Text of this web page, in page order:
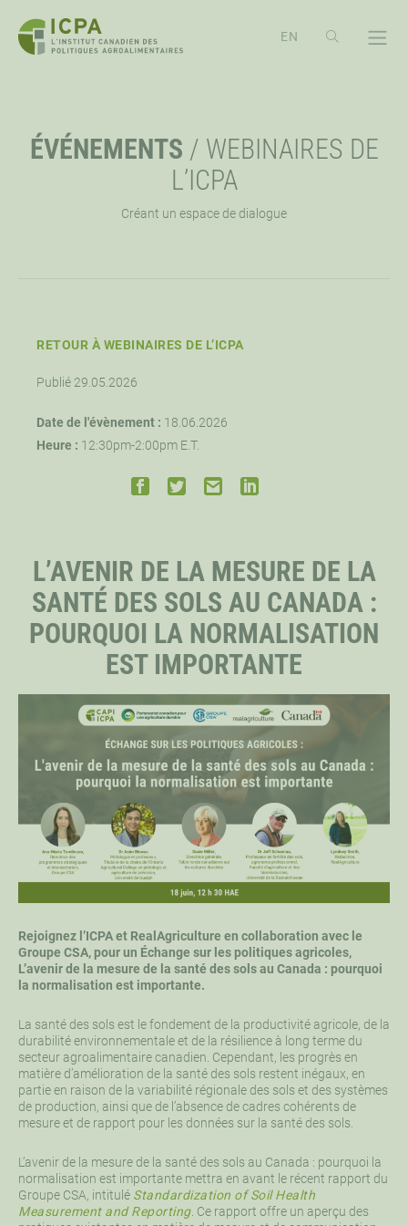
CONTENU
MISSION, VISION ET VALEURS
APPROCHE DE L’ICPA
BOURSIERS DISTINGUÉS
BOURSIERS DOCTORAUX
WEBINAIRES
TRAVAILLONS ENSEMBLES
CONTACTEZ-NOUS
ÉVÉNEMENTS / WEBINAIRES DE
L’ICPA
Créant un espace de dialogue
RETOUR À WEBINAIRES DE L’ICPA
Publié 29.05.2026
Date de l'évènement : 18.06.2026
Heure : 12:30pm-2:00pm E.T.
L’AVENIR DE LA MESURE DE LA
SANTÉ DES SOLS AU CANADA :
POURQUOI LA NORMALISATION
EST IMPORTANTE
Rejoignez l’ICPA et RealAgriculture en collaboration avec le
Groupe CSA, pour un Échange sur les politiques agricoles,
L’avenir de la mesure de la santé des sols au Canada : pourquoi
la normalisation est importante.
La santé des sols est le fondement de la productivité agricole, de la
durabilité environnementale et de la résilience à long terme du
secteur agroalimentaire canadien. Cependant, les progrès en
matière d’amélioration de la santé des sols restent inégaux, en
partie en raison de la variabilité régionale des sols et des systèmes
de production, ainsi que de l’absence de cadres cohérents de
mesure et de rapport pour les données sur la santé des sols.
L’avenir de la mesure de la santé des sols au Canada : pourquoi la
normalisation est importante mettra en avant le récent rapport du
Groupe CSA, intitulé Standardization of Soil Health
Measurement and Reporting. Ce rapport offre un aperçu des